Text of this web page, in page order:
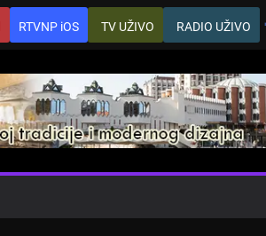
RTVNP iOS TV UŽIVO RADIO UŽIVO